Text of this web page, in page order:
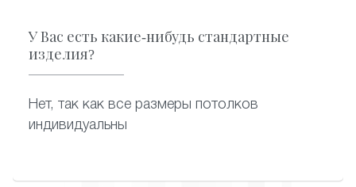
У Вас есть какие-нибудь стандартные
изделия?
Нет, так как все размеры потолков
индивидуальны